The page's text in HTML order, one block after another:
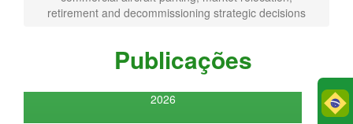
retirement and decommissioning strategic decisions
Publicações
2026